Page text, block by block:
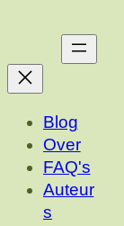
de
inhoud
Blog
Over
FAQ's
Auteur
s